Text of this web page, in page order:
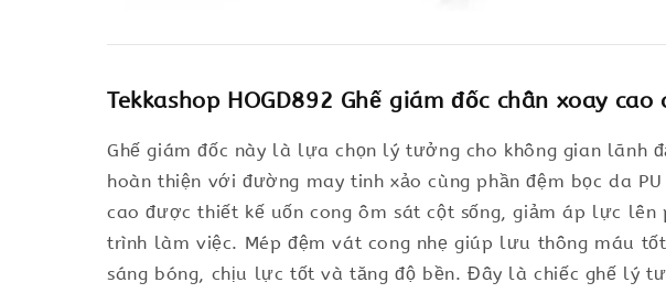
Tekkashop HOGD892 Ghế giám đốc chân xoay
Ghế giám đốc này là lựa chọn lý tưởng cho không gian lãnh
hoàn thiện với đường may tinh xảo cùng phần đệm bọc da
cao được thiết kế uốn cong ôm sát cột sống, giảm áp lực
trình làm việc. Mép đệm vát cong nhẹ giúp lưu thông máu
sáng bóng, chịu lực tốt và tăng độ bền. Đây là chiếc ghế lý